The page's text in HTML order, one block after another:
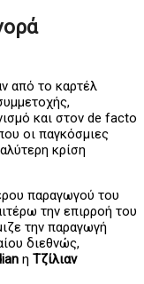
από το καρτέλ
και στον de facto
οι παγκόσμιες
κρίση
παραγωγού του
την επιρροή του
την παραγωγή
διεθνώς,
η Τζίλιαν